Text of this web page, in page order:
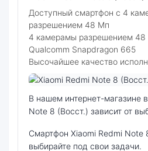
Доступный смартфон с 4
разрешением 48 Мп
4 камерамы разрешением
Qualcomm Snapdragon 665
Высочайшее качество
В нашем интернет-магазине вы можете купить оригинальный смартфон Xiaomi Redmi Note 8 (Восст.) 6Gb/64Gb White (Белый) по выгодной цене. Стоимость смартфона Xiaomi Redmi
Note 8 (Восст.) зависит от
смартфон Xiaomi Redmi Note 8 (Восст.) 6Gb/64Gb White (Белый) — удачное сочетание цены, производительности и дизайна. Модель доступна в разных конфигурациях и цветах —
выбирайте под свои задачи.